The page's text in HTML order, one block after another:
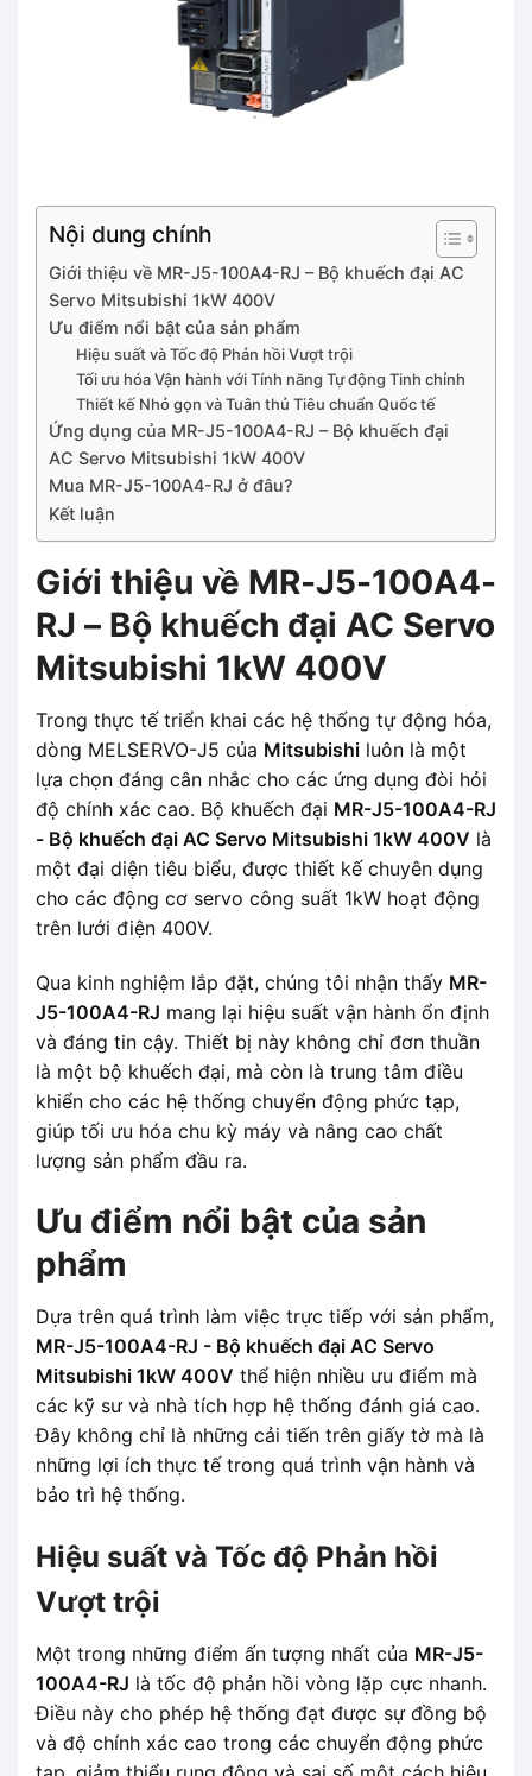
Nội dung chính
Giới thiệu về MR-J5-100A4-RJ – Bộ khuếch đại AC
Servo Mitsubishi 1kW 400V
Ưu điểm nổi bật của sản phẩm
Hiệu suất và Tốc độ Phản hồi Vượt trội
Tối ưu hóa Vận hành với Tính năng Tự động Tinh chỉnh
Thiết kế Nhỏ gọn và Tuân thủ Tiêu chuẩn Quốc tế
Ứng dụng của MR-J5-100A4-RJ – Bộ khuếch đại
AC Servo Mitsubishi 1kW 400V
Mua MR-J5-100A4-RJ ở đâu?
Kết luận
Giới thiệu về MR-J5-100A4-
RJ – Bộ khuếch đại AC Servo
Mitsubishi 1kW 400V
Trong thực tế triển khai các hệ thống tự động hóa,
dòng MELSERVO-J5 của Mitsubishi luôn là một
lựa chọn đáng cân nhắc cho các ứng dụng đòi hỏi
độ chính xác cao. Bộ khuếch đại MR-J5-100A4-RJ
- Bộ khuếch đại AC Servo Mitsubishi 1kW 400V là
một đại diện tiêu biểu, được thiết kế chuyên dụng
cho các động cơ servo công suất 1kW hoạt động
trên lưới điện 400V.
Qua kinh nghiệm lắp đặt, chúng tôi nhận thấy MR-
J5-100A4-RJ mang lại hiệu suất vận hành ổn định
và đáng tin cậy. Thiết bị này không chỉ đơn thuần
là một bộ khuếch đại, mà còn là trung tâm điều
khiển cho các hệ thống chuyển động phức tạp,
giúp tối ưu hóa chu kỳ máy và nâng cao chất
lượng sản phẩm đầu ra.
Ưu điểm nổi bật của sản
phẩm
Dựa trên quá trình làm việc trực tiếp với sản phẩm,
MR-J5-100A4-RJ - Bộ khuếch đại AC Servo
Mitsubishi 1kW 400V thể hiện nhiều ưu điểm mà
các kỹ sư và nhà tích hợp hệ thống đánh giá cao.
Đây không chỉ là những cải tiến trên giấy tờ mà là
những lợi ích thực tế trong quá trình vận hành và
bảo trì hệ thống.
Hiệu suất và Tốc độ Phản hồi
Vượt trội
Một trong những điểm ấn tượng nhất của MR-J5-
100A4-RJ là tốc độ phản hồi vòng lặp cực nhanh.
Điều này cho phép hệ thống đạt được sự đồng bộ
và độ chính xác cao trong các chuyển động phức